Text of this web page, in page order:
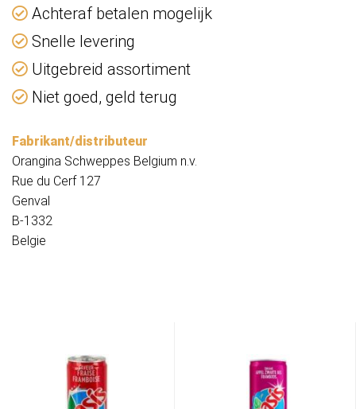
Achteraf betalen mogelijk
Snelle levering
Uitgebreid assortiment
Niet goed, geld terug
Fabrikant/distributeur
Orangina Schweppes Belgium n.v.
Rue du Cerf 127
Genval
B-1332
Belgie